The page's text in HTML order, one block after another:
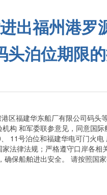
出福州港罗
头泊位期限
区福建华东船厂有限公司码头
构 和军委联参意见，同意国
11号泊位和福建华电可门火
法律法规；严格遵守口岸各
保船舶进出安全。 请按照国
交
2016